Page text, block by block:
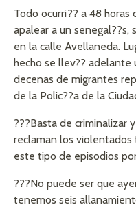
Todo ocurri?? a 48
apalear a un
en la calle Avellaneda.
hecho se llev??
decenas de migrantes
de la Polic??a de la
???Basta de criminalizar
reclaman los violentados
este tipo de episodios
???No puede ser que
tenemos seis